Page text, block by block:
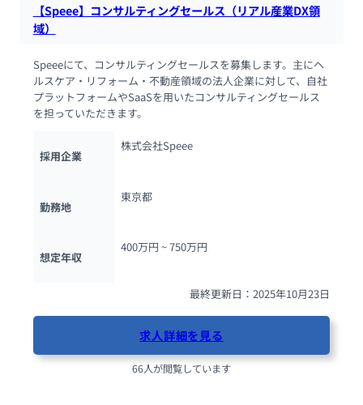
【Speee】コンサルティングセールス（リアル産業DX領
域）
Speeeにて、コンサルティングセールスを募集します。主にヘ
ルスケア・リフォーム・不動産領域の法人企業に対して、自社
プラットフォームやSaaSを用いたコンサルティングセールス
を担っていただきます。
採用企業
株式会社Speee
勤務地
東京都
想定年収
400万円 ~ 750万円
最終更新日：2025年10月23日
求人詳細を見る
66人が閲覧しています